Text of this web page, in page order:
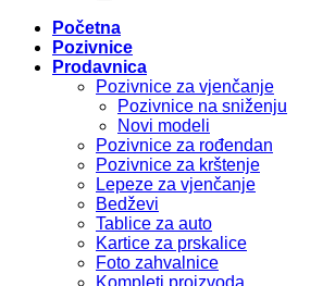
Početna
Pozivnice
Prodavnica
Pozivnice za vjenčanje
Pozivnice na sniženju
Novi modeli
Pozivnice za rođendan
Pozivnice za krštenje
Lepeze za vjenčanje
Bedževi
Tablice za auto
Kartice za prskalice
Foto zahvalnice
Kompleti proizvoda